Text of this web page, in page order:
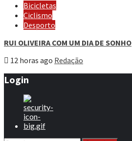
Bicicletas
Ciclismo
Desporto
RUI OLIVEIRA COM UM DIA DE SONHO
12 horas ago Redação
Login